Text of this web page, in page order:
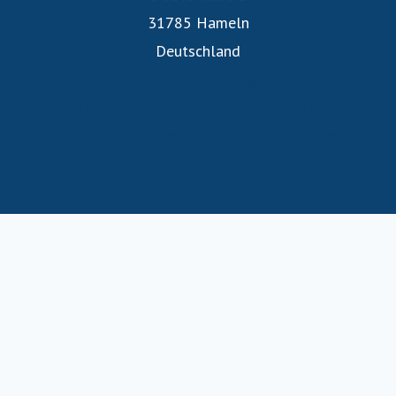
31785 Hameln
Deutschland